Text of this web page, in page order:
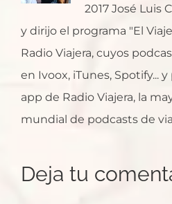
2017 José Luis
y dirijo el programa "El
Radio Viajera, cuyos
en Ivoox, iTunes, Spotify...
app de Radio Viajera, la
mundial de podcasts de
Deja tu